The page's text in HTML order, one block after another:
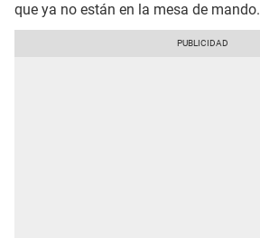
que ya no están en la mesa de mando.